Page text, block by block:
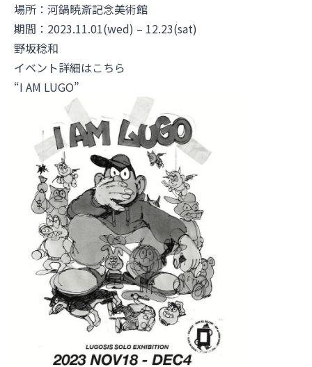
場所： 河鍋暁斎記念美術館
期間：2023.11.01(wed) – 12.23(sat)
野坂稔和
イベント詳細はこちら
“I AM LUGO”